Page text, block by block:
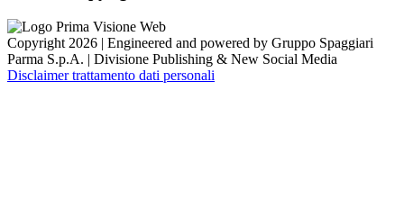
Copyright 2026 | Engineered and powered by Gruppo Spaggiari
Parma S.p.A. | Divisione Publishing & New Social Media
Disclaimer trattamento dati personali